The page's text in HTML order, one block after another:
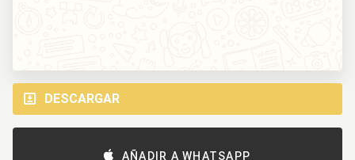
DESCARGAR
AÑADIR A WHATSAPP